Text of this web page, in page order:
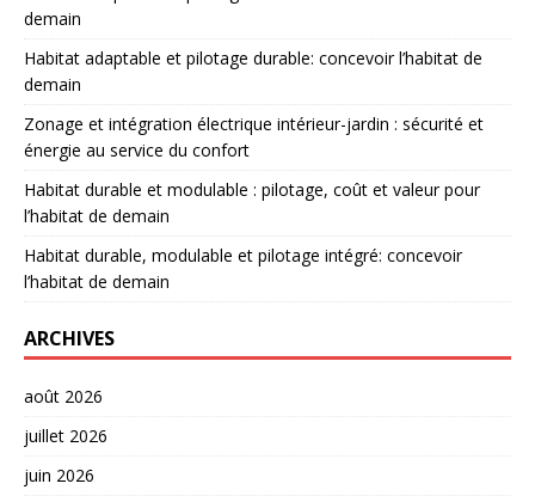
demain
Habitat adaptable et pilotage durable: concevoir l’habitat de
demain
Zonage et intégration électrique intérieur-jardin : sécurité et
énergie au service du confort
Habitat durable et modulable : pilotage, coût et valeur pour
l’habitat de demain
Habitat durable, modulable et pilotage intégré: concevoir
l’habitat de demain
ARCHIVES
août 2026
juillet 2026
juin 2026